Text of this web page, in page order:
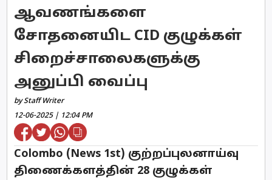
ஆவணங்களை
சோதனையிட CID குழுக்கள்
சிறைச்சாலைகளுக்கு
அனுப்பி வைப்பு
by Staff Writer
12-06-2025 | 12:04 PM
Colombo (News 1st) குற்றப்புலனாய்வு
திணைக்களத்தின் 28 குழுக்கள்